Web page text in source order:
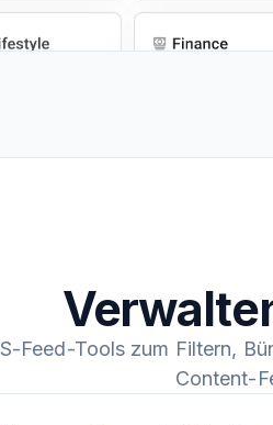
Feed-Tools zum Filtern,
Content-